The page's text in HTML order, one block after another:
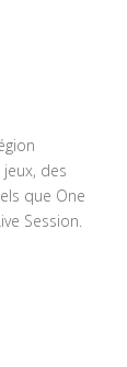
des
que One
Session.